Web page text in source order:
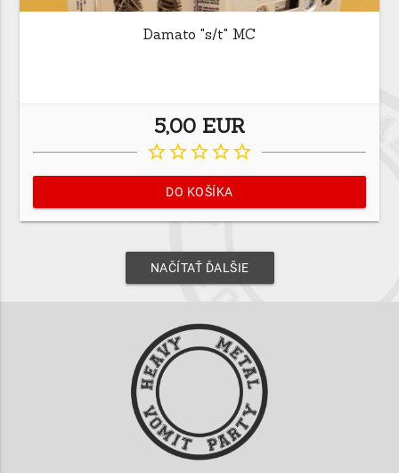
Damato "s/t" MC
5,00 EUR
star_borderstar_borderstar_borderstar_borderstar_border
DO KOŠÍKA
NAČÍTAŤ ĎALŠIE